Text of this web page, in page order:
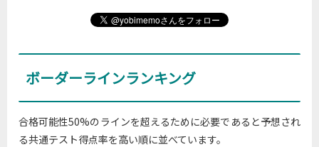
ボーダーラインランキング
合格可能性50%のラインを超えるために必要であると予想され
る共通テスト得点率を高い順に並べています。